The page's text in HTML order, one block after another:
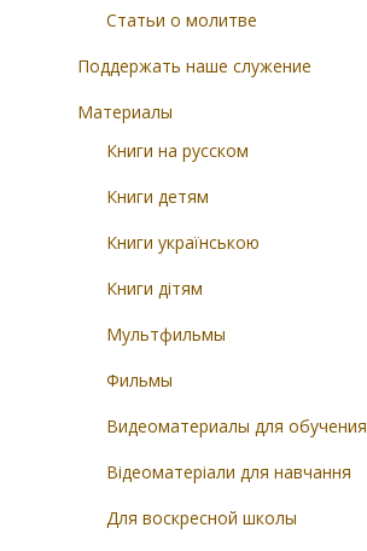
Статьи о молитве
Поддержать наше служение
Материалы
Книги на русском
Книги детям
Книги українською
Книги дітям
Мультфильмы
Фильмы
Видеоматериалы для обучения
Відеоматеріали для навчання
Для воскресной школы